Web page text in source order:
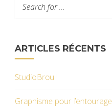
ARTICLES RÉCENTS
StudioBrou !
Graphisme pour l’entourage